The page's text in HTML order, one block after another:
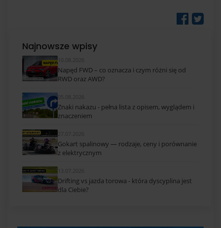
Najnowsze wpisy
10.08.2026
Napęd FWD – co oznacza i czym różni się od
RWD oraz AWD?
05.08.2026
Znaki nakazu - pełna lista z opisem, wyglądem i
znaczeniem
27.07.2026
Gokart spalinowy — rodzaje, ceny i porównanie
z elektrycznym
13.07.2026
Drifting vs jazda torowa - która dyscyplina jest
dla Ciebie?